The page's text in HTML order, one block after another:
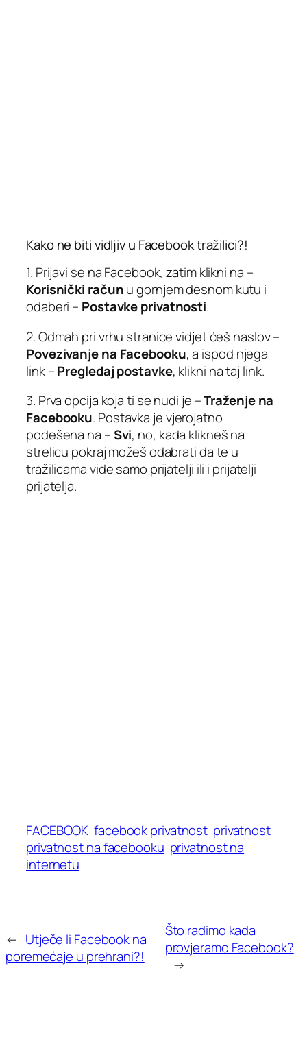
Kako ne biti vidljiv u Facebook tražilici?!
1. Prijavi se na Facebook, zatim klikni na –
Korisnički računu gornjem desnom kutu i
odaberi – Postavke privatnosti.
2. Odmah pri vrhu stranice vidjet ćeš naslov –
Povezivanje na Facebooku, a ispod njega
link –Pregledaj postavke, klikni na taj link.
3. Prva opcija koja ti se nudi je –Traženje na
Facebooku. Postavka je vjerojatno
podešena na –Svi, no, kada klikneš na
strelicu pokraj možeš odabrati da te u
tražilicama vide samo prijatelji ili i prijatelji
prijatelja.
FACEBOOK facebook privatnost privatnost
privatnost na facebooku privatnost na
internetu
← Utječe li Facebook na
poremećaje u prehrani?!
Što radimo kada
provjeramo Facebook?
→